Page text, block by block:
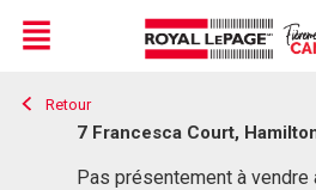
Live
En Direct
Menu
Retour
7 Francesca Court,
Pas présentement à vendre